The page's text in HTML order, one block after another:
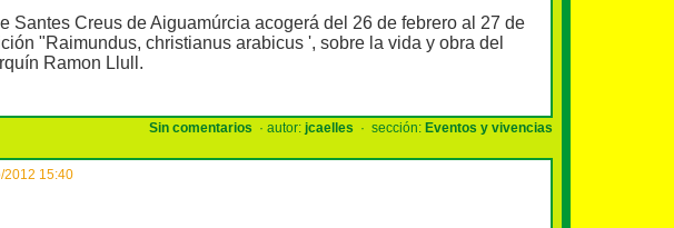
Santes Creus deAiguamúrcia acogerá del 26 de febrero al 27 de
"Raimundus, christianus arabicus ', sobre la vida y obra del
Ramon Llull .
Sin comentarios · autor: jcaelles · sección: Eventos y vivencias
2012 15:40